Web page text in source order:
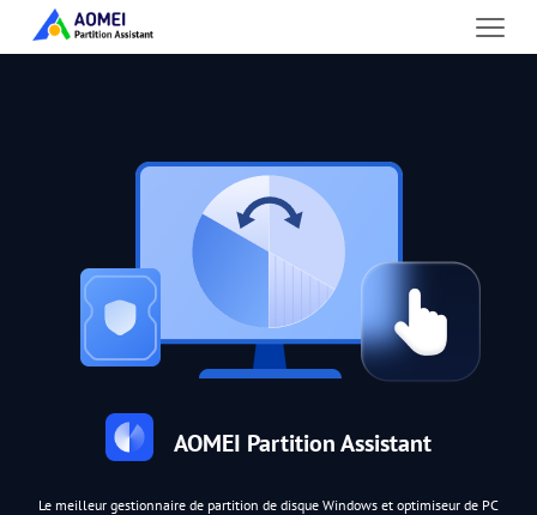
AOMEI Partition Assistant
Le meilleur gestionnaire de partition de disque Windows et optimiseur de PC